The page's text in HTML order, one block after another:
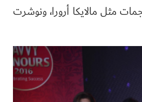
مثل مالايكا أرورا، ونوشرت